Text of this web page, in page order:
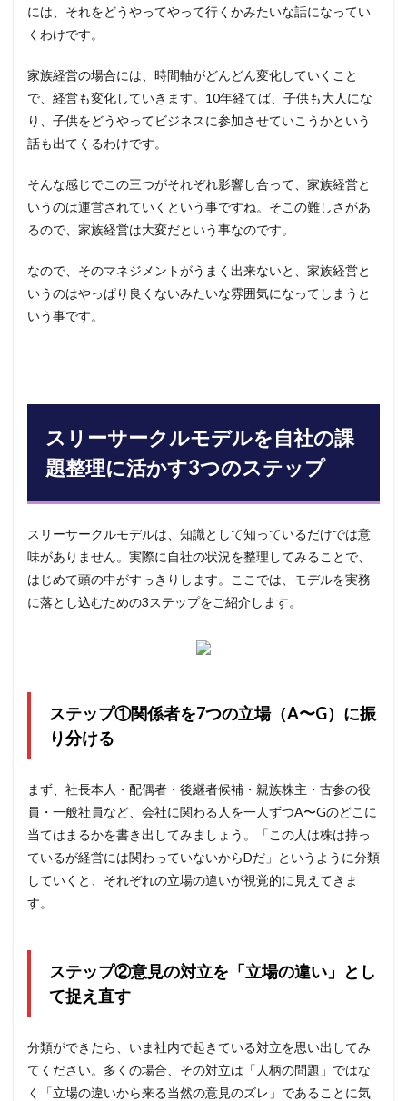
には、それをどうやってやって行くかみたいな話になってい
くわけです。
家族経営の場合には、時間軸がどんどん変化していくこと
で、経営も変化していきます。10年経てば、子供も大人にな
り、子供をどうやってビジネスに参加させていこうかという
話も出てくるわけです。
そんな感じでこの三つがそれぞれ影響し合って、家族経営と
いうのは運営されていくという事ですね。そこの難しさがあ
るので、家族経営は大変だという事なのです。
なので、そのマネジメントがうまく出来ないと、家族経営と
いうのはやっぱり良くないみたいな雰囲気になってしまうと
いう事です。
スリーサークルモデルを自社の課
題整理に活かす3つのステップ
スリーサークルモデルは、知識として知っているだけでは意
味がありません。実際に自社の状況を整理してみることで、
はじめて頭の中がすっきりします。ここでは、モデルを実務
に落とし込むための3ステップをご紹介します。
ステップ①関係者を7つの立場（A〜G）に振
り分ける
まず、社長本人・配偶者・後継者候補・親族株主・古参の役
員・一般社員など、会社に関わる人を一人ずつA〜Gのどこに
当てはまるかを書き出してみましょう。「この人は株は持っ
ているが経営には関わっていないからDだ」というように分類
していくと、それぞれの立場の違いが視覚的に見えてきま
す。
ステップ②意見の対立を「立場の違い」とし
て捉え直す
分類ができたら、いま社内で起きている対立を思い出してみ
てください。多くの場合、その対立は「人柄の問題」ではな
く「立場の違いから来る当然の意見のズレ」であることに気